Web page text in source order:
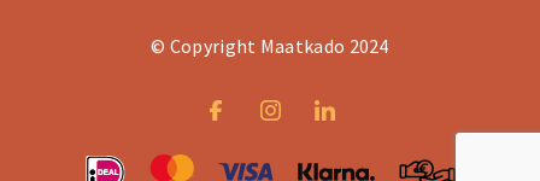
© Copyright Maatkado 2024